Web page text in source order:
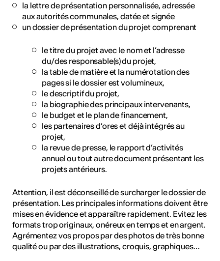
la lettre de présentation personnalisée, adressée
aux autorités communales, datée et signée
un dossier de présentation du projet comprenant
le titre du projet avec le nom et l’adresse
du/des responsable(s) du projet,
la table de matière et la numérotation des
pages si le dossier est volumineux,
le descriptif du projet,
la biographie des principaux intervenants,
le budget et le plan de financement,
les partenaires d’ores et déjà intégrés au
projet,
la revue de presse, le rapport d’activités
annuel ou tout autre document présentant les
projets antérieurs.
Attention, il est déconseillé de surcharger le dossier de
présentation. Les principales informations doivent être
mises en évidence et apparaître rapidement. Evitez les
formats trop originaux, onéreux en temps et en argent.
Agrémentez vos propos par des photos de très bonne
qualité ou par des illustrations, croquis, graphiques…